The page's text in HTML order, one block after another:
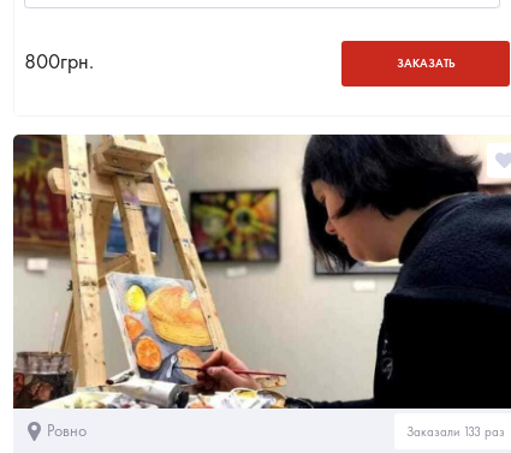
800грн. ЗАКАЗАТЬ
Ровно Заказали 133 раз